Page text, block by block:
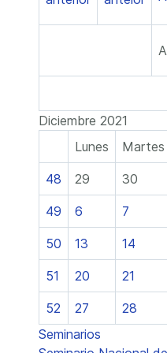
Diciembre 2021
Lunes
Martes
48 29 30
49 6 7
50 13 14
51 20 21
52 27 28
Seminarios